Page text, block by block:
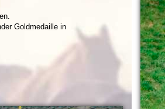
Goldmedaille in